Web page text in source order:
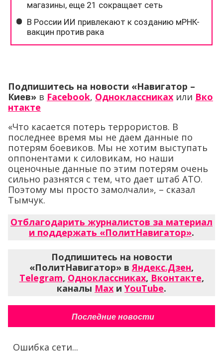
Подпишитесь на новости «Навигатор –
Киев» в Facebook, Одноклассниках или Вко
нтакте
«Что касается потерь террористов. В
последнее время мы не даем данные по
потерям боевиков. Мы не хотим выступать
оппонентами к силовикам, но наши
оценочные данные по этим потерям очень
сильно разнятся с тем, что дает штаб АТО.
Поэтому мы просто замолчали», – сказал
Тымчук.
Отблагодарить журналистов за материал
и поддержать «ПолитНавигатор».
Подпишитесь на новости
«ПолитНавигатор» вЯндекс.Дзен,
Telegram, Одноклассниках, Вконтакте,
каналы Max и YouTube.
Последние новости
Ошибка сети...